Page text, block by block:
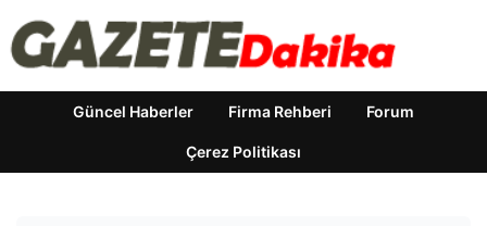
Güncel Haberler Firma Rehberi Forum
Çerez Politikası